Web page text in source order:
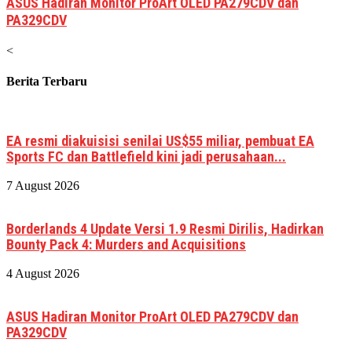
PA329CDV
<
Berita Terbaru
EA resmi diakuisisi senilai US$55 miliar, pembuat EA
Sports FC dan Battlefield kini jadi perusahaan...
7 August 2026
Borderlands 4 Update Versi 1.9 Resmi Dirilis, Hadirkan
Bounty Pack 4: Murders and Acquisitions
4 August 2026
ASUS Hadiran Monitor ProArt OLED PA279CDV dan
PA329CDV